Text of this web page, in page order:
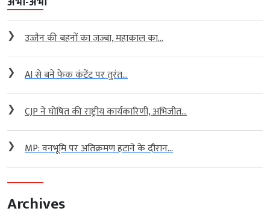
❯ उज्जैन की बहनों का जज्बा, महाकाल का...
❯ AI से बने फेक कंटेंट पर तुरंत...
❯ CJP ने घोषित की राष्ट्रीय कार्यकारिणी, अभिजीत...
❯ MP: वनभूमि पर अतिक्रमण हटाने के दौरान...
Archives